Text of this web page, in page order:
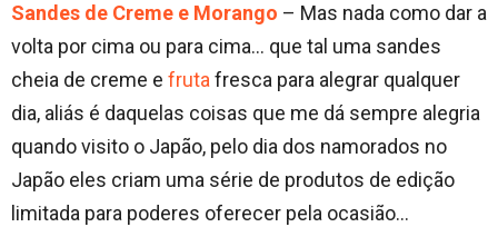
Sandes de Creme e Morango – Mas nada como dar a
volta por cima ou para cima… que tal uma sandes
cheia de creme e frutafresca para alegrar qualquer
dia, aliás é daquelas coisas que me dá sempre alegria
quando visito o Japão, pelo dia dos namorados no
Japão eles criam uma série de produtos de edição
limitada para poderes oferecer pela ocasião…